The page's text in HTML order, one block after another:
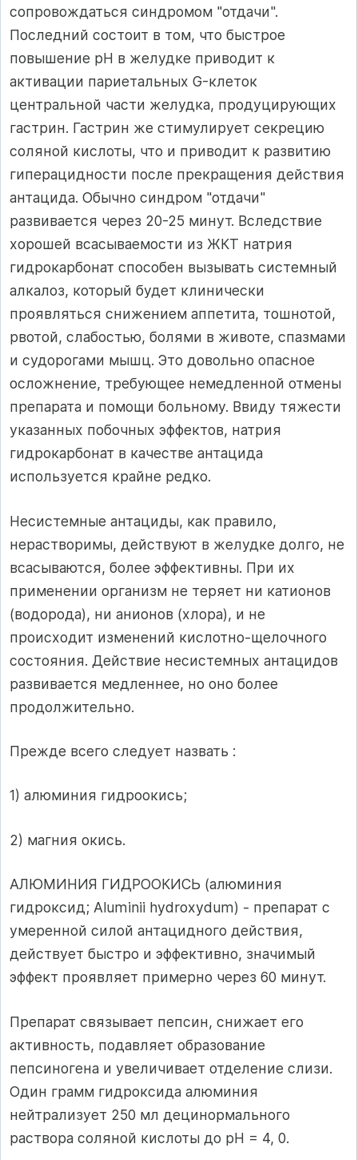
сопровождаться синдромом "отдачи".
Последний состоит в том, что быстрое
повышение рН в желудке приводит к
активации париетальных G-клеток
центральной части желудка, продуцирующих
гастрин. Гастрин же стимулирует секрецию
соляной кислоты, что и приводит к развитию
гиперацидности после прекращения действия
антацида. Обычно синдром "отдачи"
развивается через 20-25 минут. Вследствие
хорошей всасываемости из ЖКТ натрия
гидрокарбонат способен вызывать системный
алкалоз, который будет клинически
проявляться снижением аппетита, тошнотой,
рвотой, слабостью, болями в животе, спазмами
и судорогами мышц. Это довольно опасное
осложнение, требующее немедленной отмены
препарата и помощи больному. Ввиду тяжести
указанных побочных эффектов, натрия
гидрокарбонат в качестве антацида
используется крайне редко.
Несистемные антациды, как правило,
нерастворимы, действуют в желудке долго, не
всасываются, более эффективны. При их
применении организм не теряет ни катионов
(водорода), ни анионов (хлора), и не
происходит изменений кислотно-щелочного
состояния. Действие несистемных антацидов
развивается медленнее, но оно более
продолжительно.
Прежде всего следует назвать :
1) алюминия гидроокись;
2) магния окись.
АЛЮМИНИЯ ГИДРООКИСЬ (алюминия
гидроксид; Aluminii hydroxydum) - препарат с
умеренной силой антацидного действия,
действует быстро и эффективно, значимый
эффект проявляет примерно через 60 минут.
Препарат связывает пепсин, снижает его
активность, подавляет образование
пепсиногена и увеличивает отделение слизи.
Один грамм гидроксида алюминия
нейтрализует 250 мл децинормального
раствора соляной кислоты до рН = 4, 0.